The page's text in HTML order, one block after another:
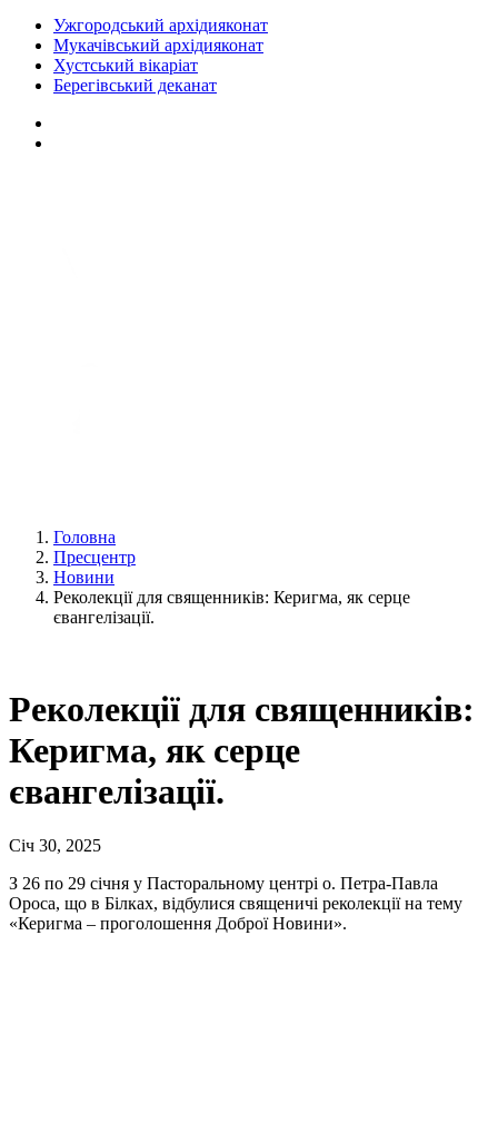
Ужгородський архідияконат
Мукачівський архідияконат
Хустський вікаріат
Берегівський деканат
Головна
Пресцентр
Новини
Реколекції для священників: Керигма, як серце
євангелізації.
Реколекції для священників:
Керигма, як серце
євангелізації.
Січ 30, 2025
З 26 по 29 січня у Пасторальному центрі о. Петра-Павла
Ороса, що в Білках, відбулися священичі реколекції на тему
«Керигма – проголошення Доброї Новини».